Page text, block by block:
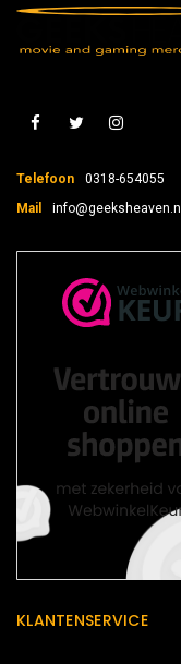
Telefoon
0318-654055
Mail
info@geeksheaven.nl
KLANTENSERVICE